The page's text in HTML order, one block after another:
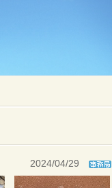
2024/04/29